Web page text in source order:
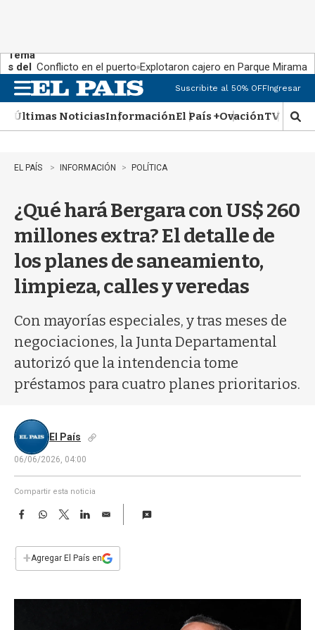
Tema
s del
día:
Conflicto en el puerto Explotaron cajero en Parque Miramar
n
u
Suscribite al 50% OFFIngresar
Últimas NoticiasInformaciónEl País +OvaciónTV Show
M
o
r
b
EL PAÍS INFORMACIÓN POLÍTICA
¿Qué hará Bergara con US$ 260
millones extra? El detalle de
los planes de saneamiento,
limpieza, calles y veredas
Con mayorías especiales, y tras meses de
negociaciones, la Junta Departamental
autorizó que la intendencia tome
préstamos para cuatro planes prioritarios.
El País
06/06/2026, 04:00
Compartir esta noticia
F
e
b
W
s
T
w
t
L
E
i
l
+Agregar El País en